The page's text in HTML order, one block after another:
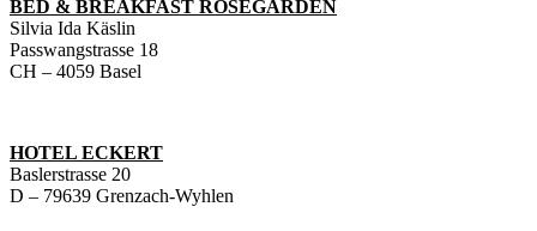
BED & BREAKFAST ROSEGARDEN
Silvia Ida Käslin
Passwangstrasse 18
CH – 4059 Basel
HOTEL ECKERT
Baslerstrasse 20
D – 79639 Grenzach-Wyhlen